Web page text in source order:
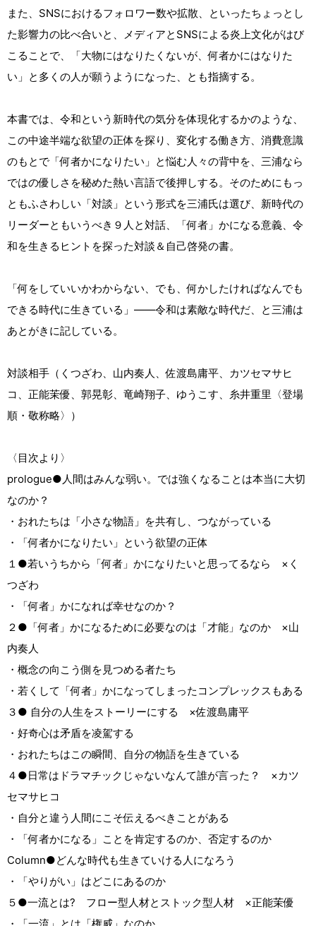
また、SNSにおけるフォロワー数や拡散、といったちょっとし
た影響力の比べ合いと、メディアとSNSによる炎上文化がはび
こることで、「大物にはなりたくないが、何者かにはなりた
い」と多くの人が願うようになった、とも指摘する。
本書では、令和という新時代の気分を体現化するかのような、
この中途半端な欲望の正体を探り、変化する働き方、消費意識
のもとで「何者かになりたい」と悩む人々の背中を、三浦なら
ではの優しさを秘めた熱い言語で後押しする。そのためにもっ
ともふさわしい「対談」という形式を三浦氏は選び、新時代の
リーダーともいうべき９人と対話、「何者」かになる意義、令
和を生きるヒントを探った対談＆自己啓発の書。
「何をしていいかわからない、でも、何かしたければなんでも
できる時代に生きている」――令和は素敵な時代だ、と三浦は
あとがきに記している。
対談相手（くつざわ、山内奏人、佐渡島庸平、カツセマサヒ
コ、正能茉優、郭晃彰、竜崎翔子、ゆうこす、糸井重里〈登場
順・敬称略〉）
〈目次より〉
prologue●人間はみんな弱い。では強くなることは本当に大切
なのか？
・おれたちは「小さな物語」を共有し、つながっている
・「何者かになりたい」という欲望の正体
１●若いうちから「何者」かになりたいと思ってるなら ×く
つざわ
・「何者」かになれば幸せなのか？
２●「何者」かになるために必要なのは「才能」なのか ×山
内奏人
・概念の向こう側を見つめる者たち
・若くして「何者」かになってしまったコンプレックスもある
３● 自分の人生をストーリーにする ×佐渡島庸平
・好奇心は矛盾を凌駕する
・おれたちはこの瞬間、自分の物語を生きている
４●日常はドラマチックじゃないなんて誰が言った？ ×カツ
セマサヒコ
・自分と違う人間にこそ伝えるべきことがある
・「何者かになる」ことを肯定するのか、否定するのか
Column●どんな時代も生きていける人になろう
・「やりがい」はどこにあるのか
５●一流とは? フロー型人材とストック型人材 ×正能茉優